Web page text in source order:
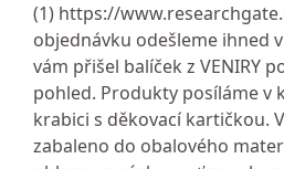
(1) https://
objednávku odešleme ihned
vám přišel balíček z VENIRY
pohled. Produkty posíláme v
krabici s děkovací kartičkou.
zabaleno do obalového